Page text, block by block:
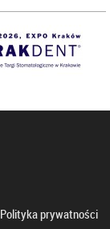
Polityka prywatności